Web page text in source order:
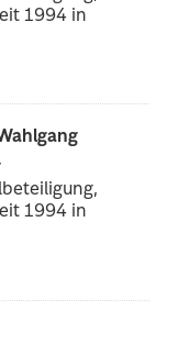
1994 in
1994 in